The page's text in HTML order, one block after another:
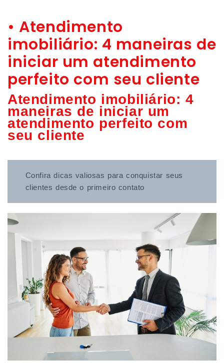
• Atendimento
imobiliário: 4 maneiras de
iniciar um atendimento
perfeito com seu cliente
Atendimento imobiliário: 4
maneiras de iniciar um
atendimento perfeito com
seu cliente
Confira dicas valiosas para conquistar seus
clientes desde o primeiro contato